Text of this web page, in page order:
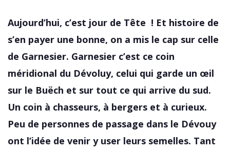
Aujourd’hui, c’est jour de Tête ! Et histoire de
s’en payer une bonne, on a mis le cap sur celle
de Garnesier. Garnesier c’est ce coin
méridional du Dévoluy, celui qui garde un œil
sur le Buëch et sur tout ce qui arrive du sud.
Un coin à chasseurs, à bergers et à curieux.
Peu de personnes de passage dans le Dévouy
ont l’idée de venir y user leurs semelles. Tant